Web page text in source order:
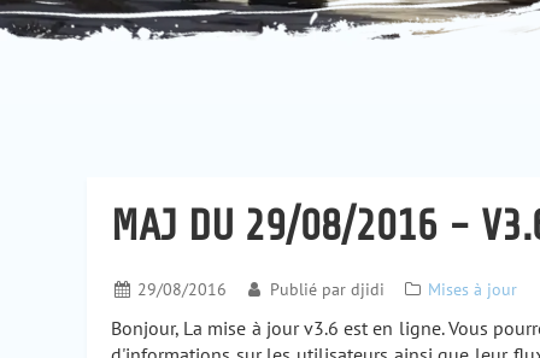
MAJ DU 29/08/2016 -
29/08/2016 Publié par djidi Mises à jour
Bonjour, La mise à jour v3.6 est en ligne. Vous